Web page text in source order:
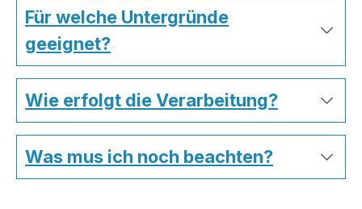
Für welche Untergründe
geeignet?
Wie erfolgt die Verarbeitung?
Was mus ich noch beachten?